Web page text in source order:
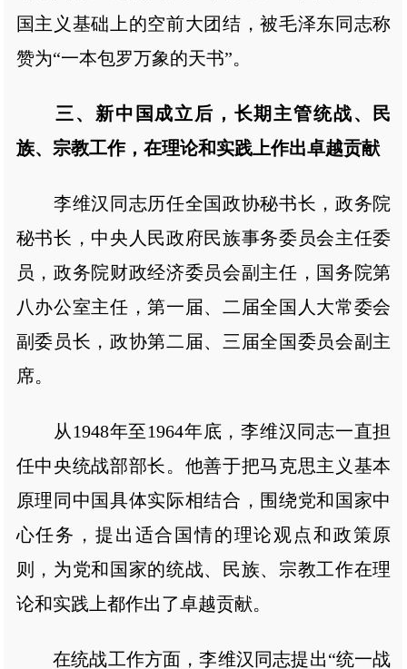
国主义基础上的空前大团结，被毛泽东同志称
赞为“一本包罗万象的天书”。
三、新中国成立后，长期主管统战、民
族、宗教工作，在理论和实践上作出卓越贡献
李维汉同志历任全国政协秘书长，政务院
秘书长，中央人民政府民族事务委员会主任委
员，政务院财政经济委员会副主任，国务院第
八办公室主任，第一届、二届全国人大常委会
副委员长，政协第二届、三届全国委员会副主
席。
从1948年至1964年底，李维汉同志一直担
任中央统战部部长。他善于把马克思主义基本
原理同中国具体实际相结合，围绕党和国家中
心任务，提出适合国情的理论观点和政策原
则，为党和国家的统战、民族、宗教工作在理
论和实践上都作出了卓越贡献。
在统战工作方面，李维汉同志提出“统一战